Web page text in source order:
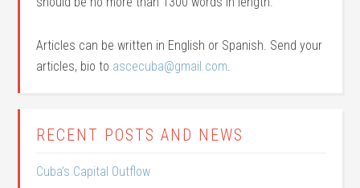
Articles can be written in English or Spanish. Send your
articles, bio to ascecuba@gmail.com.
RECENT POSTS AND NEWS
Cuba’s Capital Outflow